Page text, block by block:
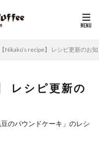
【Nikako’s recipe】 レシピ更新のお
レシピ更新の
豆のパウンドケーキ」のレシ
アイスコーヒー